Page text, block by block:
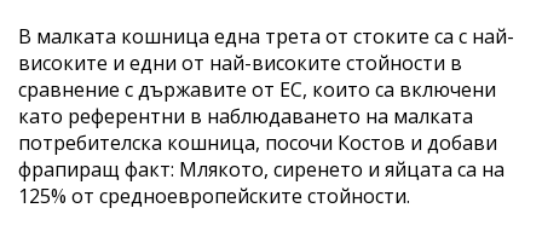
В малката кошница една трета от стоките са с най-
високите и едни от най-високите стойности в
сравнение с държавите от ЕС, които са включени
като референтни в наблюдаването на малката
потребителска кошница, посочи Костов и добави
фрапиращ факт: Млякото, сиренето и яйцата са на
125% от средноевропейските стойности.